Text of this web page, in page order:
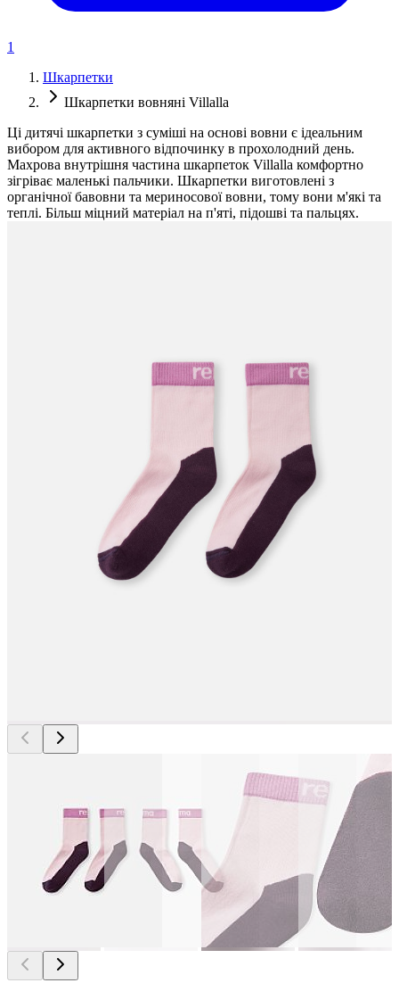
1
Шкарпетки
Шкарпетки вовняні Villalla
Ці дитячі шкарпетки з суміші на основі вовни є ідеальним
вибором для активного відпочинку в прохолодний день.
Махрова внутрішня частина шкарпеток Villalla комфортно
зігріває маленькі пальчики. Шкарпетки виготовлені з
органічної бавовни та мериносової вовни, тому вони м'які та
теплі. Більш міцний матеріал на п'яті, підошві та пальцях.